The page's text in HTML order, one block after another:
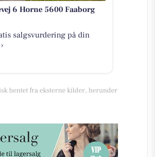
6 Horne 5600 Faaborg
salgsvurdering på din
hentet fra eksterne kilder, herunder